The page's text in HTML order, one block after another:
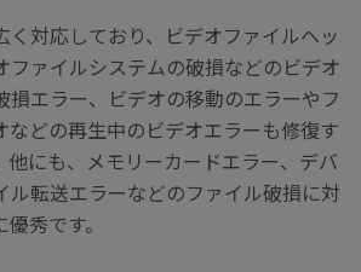
く対応しており、ビデオファイルヘッ
ファイルシステムの破損などのビデオ
損エラー、ビデオの移動のエラーやフ
などの再生中のビデオエラーも修復す
他にも、メモリーカードエラー、デバ
ル転送エラーなどのファイル破損に対
秀です。